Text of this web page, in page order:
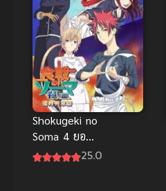
Shokugeki no
Soma 4 ยอด
นักปรุงโซมะ25.0